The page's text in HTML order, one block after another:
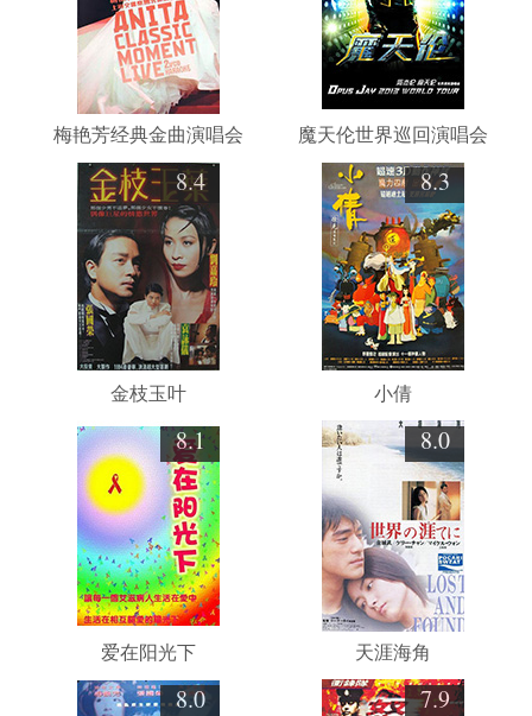
梅艳芳经典金曲演唱会 魔天伦世界巡回演唱会
8.4
金枝玉叶
8.3
小倩
8.1
爱在阳光下
8.0
天涯海角
8.0 7.9